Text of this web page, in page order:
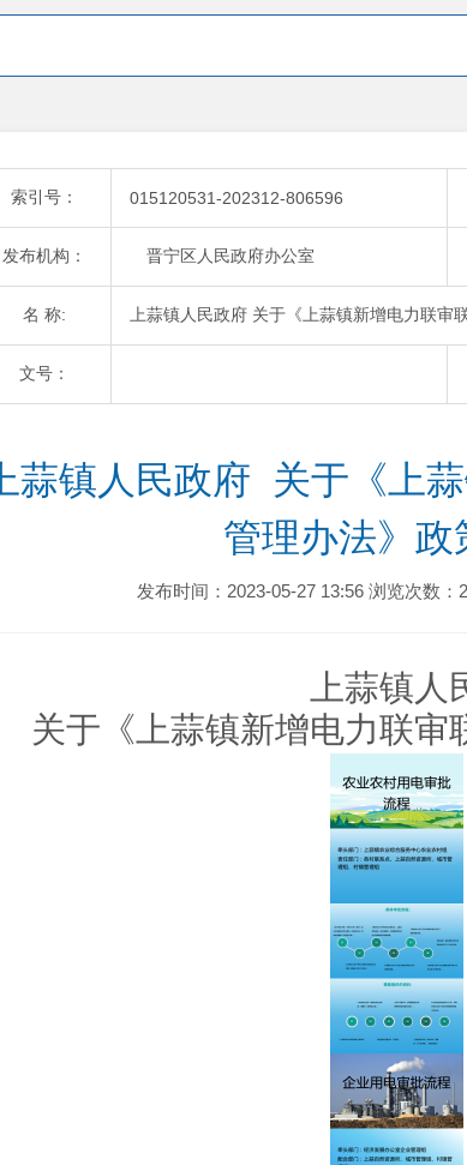
索引号： 015120531-202312-806596
发布机构： 晋宁区人民政府办公室
名 称: 上蒜镇人民政府 关于《上蒜镇新增电力联审
文号：
上蒜镇人民政府  关于《上
管理办法》政
发布时间：2023-05-27 13:56 浏览次数：
上蒜镇人
关于《上蒜镇新增电力联审